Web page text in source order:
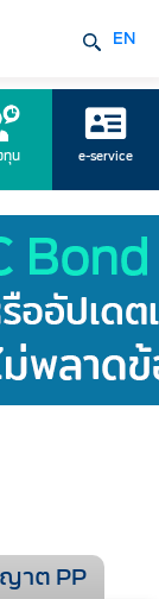
EN
น e-service
าต PP